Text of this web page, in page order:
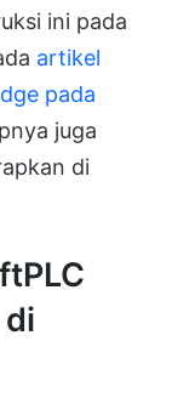
ini pada
artikel
pada
juga
di